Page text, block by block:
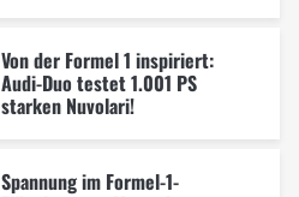
Von der Formel 1 inspiriert:
Audi-Duo testet 1.001 PS
starken Nuvolari!
Spannung im Formel-1-